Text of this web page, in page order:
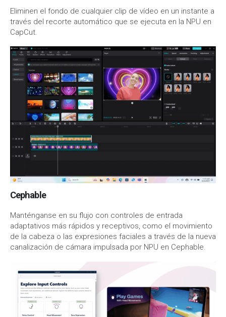
Eliminen el fondo de cualquier clip de vídeo en un instante a
través del recorte automático que se ejecuta en la NPU en
CapCut.
Cephable
Manténganse en su flujo con controles de entrada
adaptativos más rápidos y receptivos, como el movimiento
de la cabeza o las expresiones faciales a través de la nueva
canalización de cámara impulsada por NPU en Cephable.